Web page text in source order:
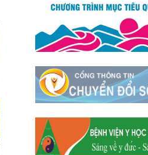
Xã Mường
Hum
Xã Y Tý
Xã Trịnh Tường
Xã Bản Xèo
Xã Võ Lao
Xã Văn Bàn